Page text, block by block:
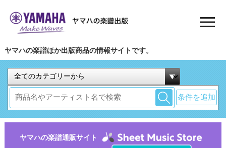
ヤマハの楽譜ほか出版商品の情報サイトです。
条件を追加
ヤマハの楽譜通販サイト